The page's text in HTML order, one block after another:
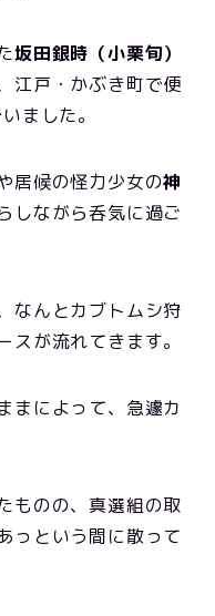
坂田銀時（小栗旬）
江戸・かぶき町で便
ました。
居候の怪力少女の神
しながら呑気に過ご
なんとカブトムシ狩
スが流れてきます。
まによって、急遽カ
ものの、真選組の取
っという間に散って